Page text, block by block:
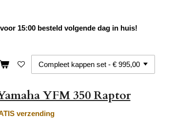
15:00 besteld volgende dag in huis!
YFM 350 Raptor
verzending